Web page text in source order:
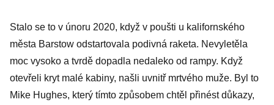
Stalo se to v únoru 2020, když v poušti u kaliforn­ského
města Bar­stow odstartovala ­podivná raketa. Nevyletěla
moc vysoko a tvrdě dopadla nedaleko od rampy. Když
otevřeli kryt malé kabiny, našli uvnitř mrtvého muže. Byl to
Mike ­Hughes, který tímto způsobem chtěl přinést důkazy,